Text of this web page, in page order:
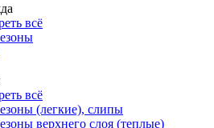
всё
всё
(легкие), слипы
верхнего слоя (теплые)